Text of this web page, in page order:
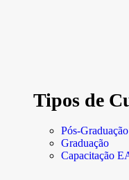
Tipos de
Pós-
Graduação
Capacitação